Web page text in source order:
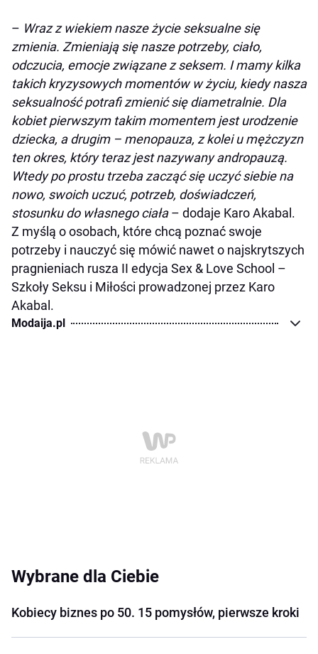
– Wraz z wiekiem nasze życie seksualne się
zmienia. Zmieniają się nasze potrzeby, ciało,
odczucia, emocje związane z seksem. I mamy kilka
takich kryzysowych momentów w życiu, kiedy nasza
seksualność potrafi zmienić się diametralnie. Dla
kobiet pierwszym takim momentem jest urodzenie
dziecka, a drugim – menopauza, z kolei u mężczyzn
ten okres, który teraz jest nazywany andropauzą.
Wtedy po prostu trzeba zacząć się uczyć siebie na
nowo, swoich uczuć, potrzeb, doświadczeń,
stosunku do własnego ciała– dodaje Karo Akabal.
Z myślą o osobach, które chcą poznać swoje
potrzeby i nauczyć się mówić nawet o najskrytszych
pragnieniach rusza II edycja Sex & Love School –
Szkoły Seksu i Miłości prowadzonej przez Karo
Akabal.
Modaija.pl
Wybrane dla Ciebie
Kobiecy biznes po 50. 15 pomysłów, pierwsze kroki